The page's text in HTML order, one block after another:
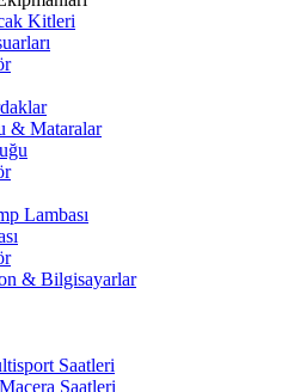
Kitleri
& Mataralar
Lambası
& Bilgisayarlar
Saatleri
Saatleri